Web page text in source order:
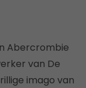
Abercrombie
van De
imago van